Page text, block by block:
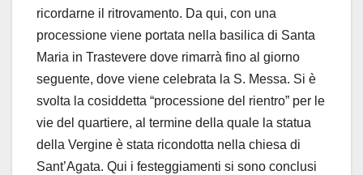
ricordarne il ritrovamento. Da qui, con una
processione viene portata nella basilica di Santa
Maria in Trastevere dove rimarrà fino al giorno
seguente, dove viene celebrata la S. Messa. Si è
svolta la cosiddetta “processione del rientro” per le
vie del quartiere, al termine della quale la statua
della Vergine è stata ricondotta nella chiesa di
Sant’Agata. Qui i festeggiamenti si sono conclusi